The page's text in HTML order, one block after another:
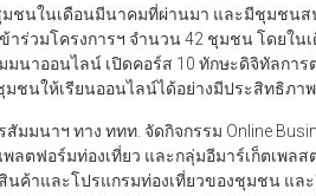
ชนในเดือนมีนาคมที่ผ่านมา และมีชุมชน
าร่วมโครงการฯ จำนวน 42 ชุมชน โดยใน
มนาออนไลน์ เปิดคอร์ส 10 ทักษะดิจิทัลกา
มชนให้เรียนออนไลน์ได้อย่างมีประสิทธิภ
สัมมนาฯ ทาง ททท. จัดกิจกรรม Online
ลตฟอร์มท่องเที่ยว และกลุ่มอีมาร์เก็ตเพล
นค้าและโปรแกรมท่องเที่ยวของชุมชน แล